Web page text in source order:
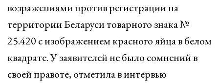
возражениями против регистрации на
территории Беларуси товарного знака №
25.420 с изображением красного яйца в белом
квадрате. У заявителей не было сомнений в
своей правоте, отметила в интервью